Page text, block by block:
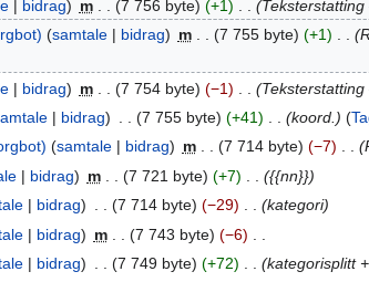
bidrag m 7 756 byte +1
samtale bidrag m 7 755 byte +1
bidrag m 7 754 byte −1
bidrag 7 755 byte +41 koord.
samtale bidrag m 7 714 byte −7
bidrag m 7 721 byte +7
{{nn}}
bidrag 7 714 byte −29
kategori
bidrag m 7 743 byte −6
bidrag 7 749 byte +72
kategorisplitt